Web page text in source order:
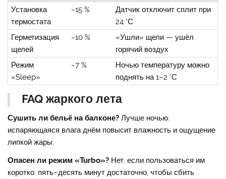
Установка
термостата
~15 %
Датчик отключит сплит при
24 °С
Герметизация
щелей
~10 %
«Ушли» щели — ушёл
горячий воздух
Режим
«Sleep»
~7 %
Ночью температуру можно
поднять на 1–2 °С
FAQ жаркого лета
Сушить ли бельё на балконе? Лучше ночью:
испаряющаяся влага днём повысит влажность и ощущение
липкой жары.
Опасен ли режим «Turbo»? Нет, если пользоваться им
коротко: пять–десять минут достаточно, чтобы сбить